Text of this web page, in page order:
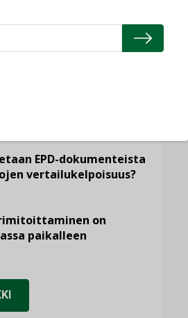
säästää euroja
EPD-dokumenteista
vertailukelpoisuus?
on
paikalleen